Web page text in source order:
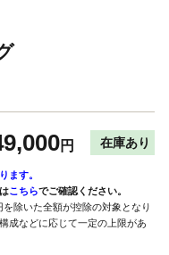
円 在庫あり
ます。
こちらでご確認ください。
除いた全額が控除の対象となり
成などに応じて一定の上限があ